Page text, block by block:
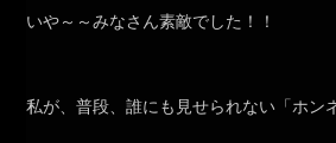
いや～～みなさん素敵でした！！
私が、普段、誰にも見せられない「ホン